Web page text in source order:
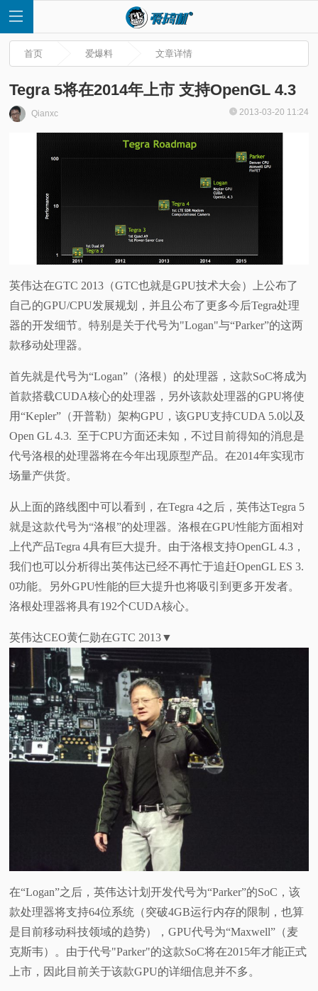
测
视
频
科
体
专
题
首页 爱爆料 文章详情
Tegra 5将在2014年上市 支持OpenGL 4.3
Qianxc 2013-03-20 11:24
英伟达在GTC 2013（GTC也就是GPU技术大会）上公布了
自己的GPU/CPU发展规划，并且公布了更多今后Tegra处理
器的开发细节。特别是关于代号为"Logan"与“Parker”的这两
款移动处理器。
首先就是代号为“Logan”（洛根）的处理器，这款SoC将成为
首款搭载CUDA核心的处理器，另外该款处理器的GPU将使
用“Kepler”（开普勒）架构GPU，该GPU支持CUDA 5.0以及
Open GL 4.3. 至于CPU方面还未知，不过目前得知的消息是
代号洛根的处理器将在今年出现原型产品。在2014年实现市
场量产供货。
从上面的路线图中可以看到，在Tegra 4之后，英伟达Tegra 5
就是这款代号为“洛根”的处理器。洛根在GPU性能方面相对
上代产品Tegra 4具有巨大提升。由于洛根支持OpenGL 4.3，
我们也可以分析得出英伟达已经不再忙于追赶OpenGL ES 3.
0功能。另外GPU性能的巨大提升也将吸引到更多开发者。
洛根处理器将具有192个CUDA核心。
英伟达CEO黄仁勋在GTC 2013▼
在“Logan”之后，英伟达计划开发代号为“Parker”的SoC，该
款处理器将支持64位系统（突破4GB运行内存的限制，也算
是目前移动科技领域的趋势），GPU代号为“Maxwell”（麦
克斯韦）。由于代号"Parker"的这款SoC将在2015年才能正式
上市，因此目前关于该款GPU的详细信息并不多。